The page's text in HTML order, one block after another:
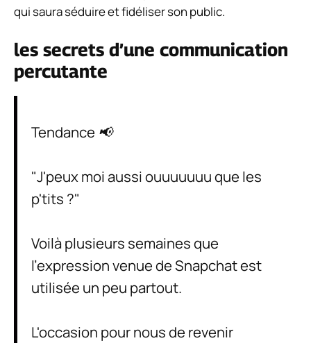
qui saura séduire et fidéliser son public.
les secrets d’une communication
percutante
Tendance 📢
"J'peux moi aussi ouuuuuuu que les
p'tits ?"
Voilà plusieurs semaines que
l'expression venue de Snapchat est
utilisée un peu partout.
L'occasion pour nous de revenir